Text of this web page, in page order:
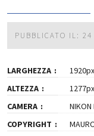
PUBBLICATO IL:
LARGHEZZA
1920px
ALTEZZA
1277px
CAMERA
NIKON
COPYRIGHT